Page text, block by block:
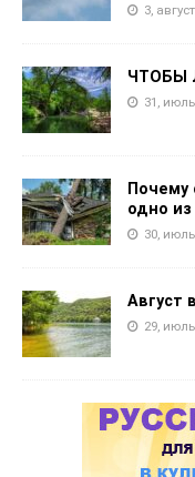
3,
ЧТОБЫ
31,
Почему
одно
30,
Август
29,